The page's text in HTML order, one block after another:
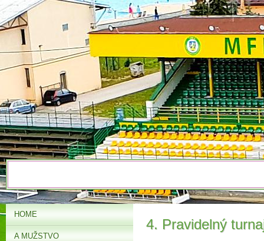
4. Pravidelný
HOME
A MUŽSTVO